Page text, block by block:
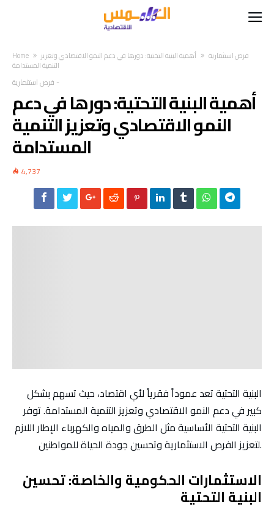
Home فرص استثمارية
أهمية البنية التحتية: دورها في دعم النمو الاقتصادي وتعزيز
التنمية المستدامة
فرص استثمارية -
أهمية البنية التحتية: دورها في دعم
النمو الاقتصادي وتعزيز التنمية
المستدامة
4,737
البنية التحتية تعد عموداً فقرياً لأي اقتصاد، حيث تسهم بشكل
كبير في دعم النمو الاقتصادي وتعزيز التنمية المستدامة. توفر
البنية التحتية الأساسية مثل الطرق والمياه والكهرباء الإطار اللازم
لتعزيز الفرص الاستثمارية وتحسين جودة الحياة للمواطنين.
الاستثمارات الحكومية والخاصة: تحسين
البنية التحتية